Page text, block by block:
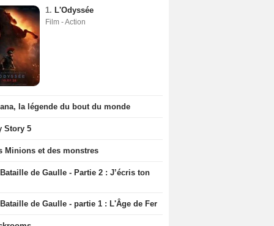
1. L'Odyssée
Film - Action
la légende du bout du monde
Story 5
Minions et des monstres
de Gaulle - Partie 2 : J’écris ton
de Gaulle - partie 1 : L'Âge de Fer